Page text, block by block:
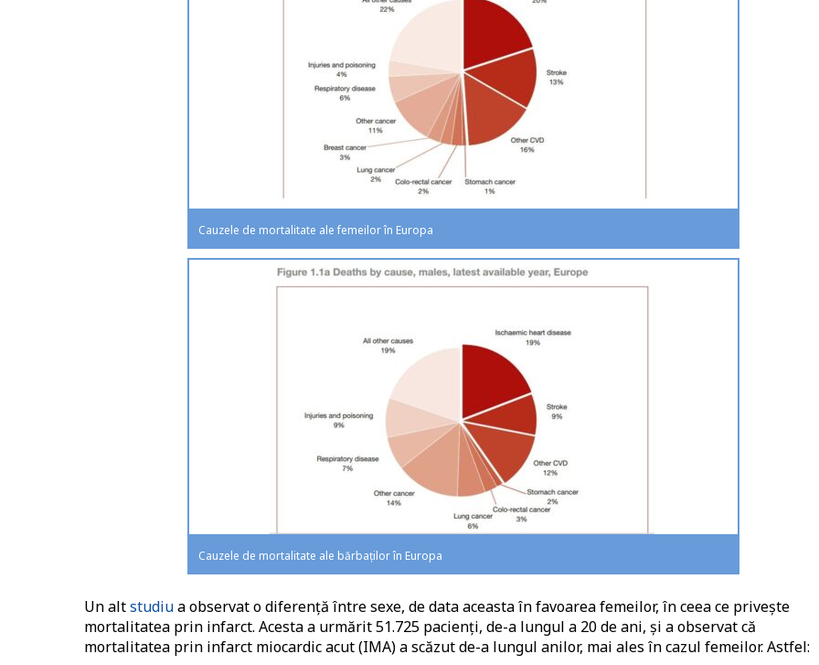
Cauzele de mortalitate ale femeilor în Europa
Cauzele de mortalitate ale bărbaților în Europa
Un altstudiua observat o diferență între sexe, de data aceasta în favoarea femeilor, în ceea ce privește
mortalitatea prin infarct. Acesta a urmărit 51.725 pacienți, de-a lungul a 20 de ani, și a observat că
mortalitatea prin infarct miocardic acut (IMA) a scăzut de-a lungul anilor, mai ales în cazul femeilor. Astfel: